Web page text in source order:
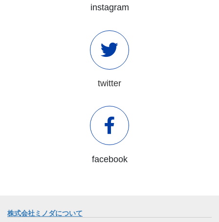
instagram
twitter
facebook
株式会社ミノダについて